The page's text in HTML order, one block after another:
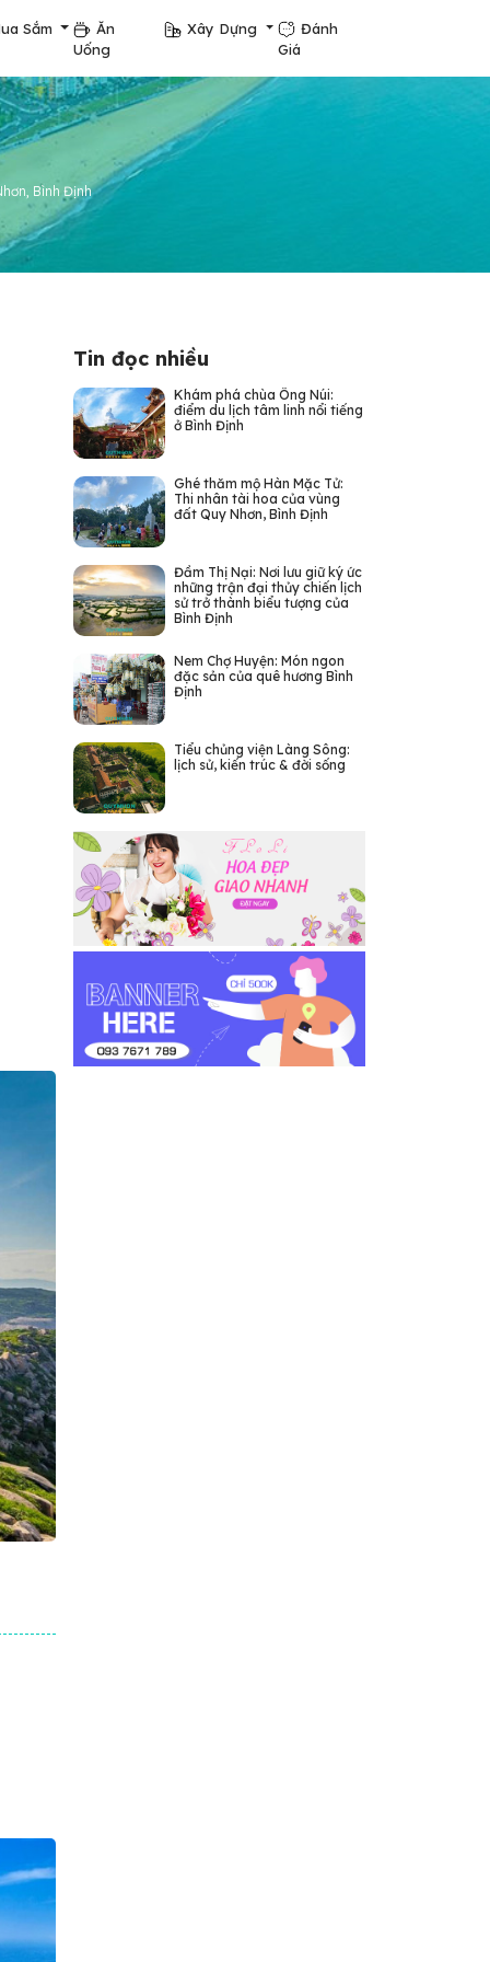
Sắm
Ăn
Uống
Xây Dựng
Đánh
Giá
Bình Định
Tin đọc nhiều
Khám phá chùa Ông Núi:
điểm du lịch tâm linh nổi tiếng
ở Bình Định
Ghé thăm mộ Hàn Mặc Tử:
Thi nhân tài hoa của vùng
đất Quy Nhơn, Bình Định
Đầm Thị Nại: Nơi lưu giữ ký ức
những trận đại thủy chiến lịch
sử trở thành biểu tượng của
Bình Định
Nem Chợ Huyện: Món ngon
đặc sản của quê hương Bình
Định
Tiểu chủng viện Làng Sông:
lịch sử, kiến trúc & đời sống